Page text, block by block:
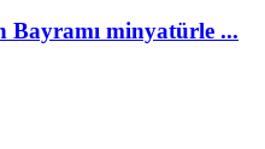
Bayramı minyatürle ...